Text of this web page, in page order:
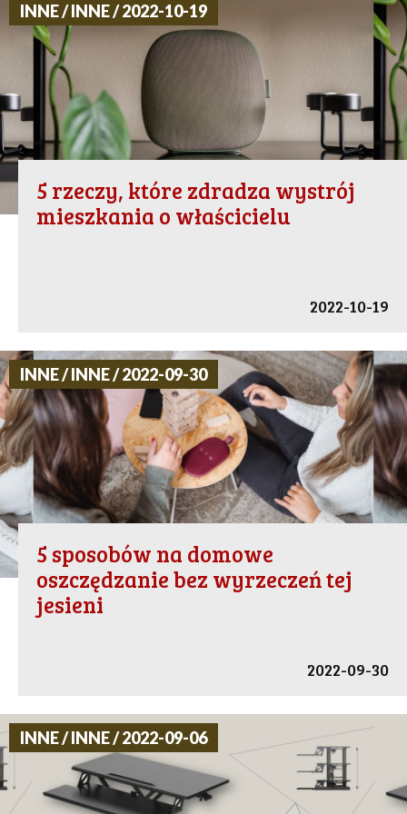
INNE / INNE / 2022-10-19
5 rzeczy, które zdradza wystrój
mieszkania o właścicielu
2022-10-19
INNE / INNE / 2022-09-30
5 sposobów na domowe
oszczędzanie bez wyrzeczeń tej
jesieni
2022-09-30
INNE / INNE / 2022-09-06